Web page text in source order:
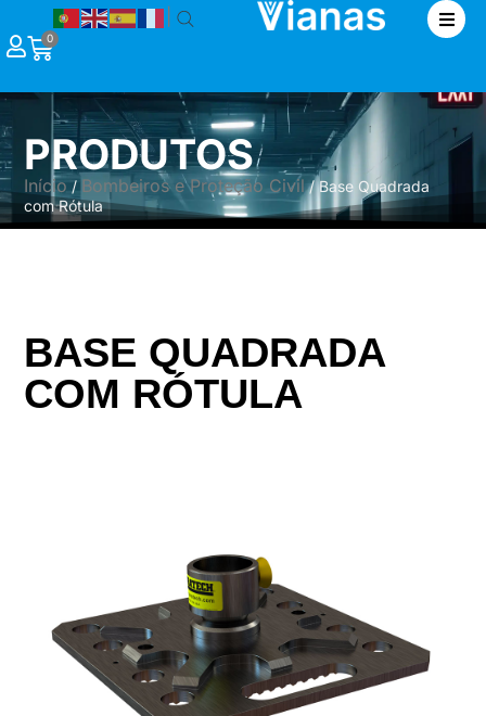
0
PRODUTOS
Início/ Bombeiros e Proteção Civil/ Base Quadrada
com Rótula
BASE QUADRADA
COM RÓTULA